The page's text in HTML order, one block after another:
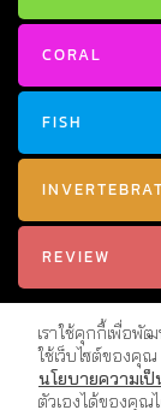
CORAL
FISH
REVIEW
เราใช้คุกกี้เพื่อพั
ใช้เว็บไซต์ของคุ
นโยบายความเ
ตัวเองได้ของคุณ